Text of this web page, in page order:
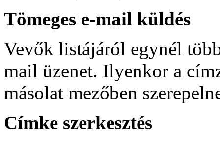
Tömeges e-mail küldés
Vevők listájáról egynél
mail üzenet. Ilyenkor a
másolat mezőben
Címke szerkesztés